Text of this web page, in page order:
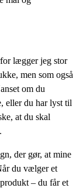
lægger jeg stor
men som også
om du
eller du har lyst til
at du skal
der gør, at mine
du vælger et
– du får et